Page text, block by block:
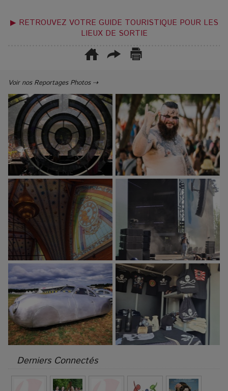
▶ RETROUVEZ VOTRE GUIDE TOURISTIQUE POUR LES
LIEUX DE SORTIE
Voir nos Reportages Photos ⇢
Derniers Connectés